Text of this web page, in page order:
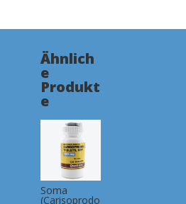
Ähnlich
e
Produkt
e
Soma
(Carisoprodo